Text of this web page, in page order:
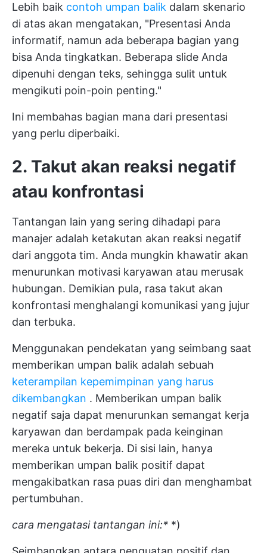
Lebih baik contoh umpan balik dalam skenario
di atas akan mengatakan, "Presentasi Anda
informatif, namun ada beberapa bagian yang
bisa Anda tingkatkan. Beberapa slide Anda
dipenuhi dengan teks, sehingga sulit untuk
mengikuti poin-poin penting."
Ini membahas bagian mana dari presentasi
yang perlu diperbaiki.
2. Takut akan reaksi negatif
atau konfrontasi
Tantangan lain yang sering dihadapi para
manajer adalah ketakutan akan reaksi negatif
dari anggota tim. Anda mungkin khawatir akan
menurunkan motivasi karyawan atau merusak
hubungan. Demikian pula, rasa takut akan
konfrontasi menghalangi komunikasi yang jujur
dan terbuka.
Menggunakan pendekatan yang seimbang saat
memberikan umpan balik adalah sebuah
keterampilan kepemimpinan yang harus
dikembangkan . Memberikan umpan balik
negatif saja dapat menurunkan semangat kerja
karyawan dan berdampak pada keinginan
mereka untuk bekerja. Di sisi lain, hanya
memberikan umpan balik positif dapat
mengakibatkan rasa puas diri dan menghambat
pertumbuhan.
cara mengatasi tantangan ini:* *)